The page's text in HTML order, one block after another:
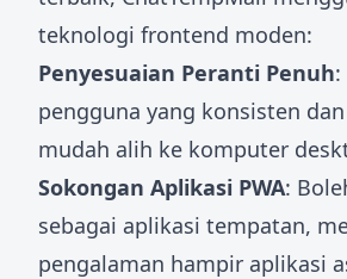
teknologi frontend moden:
Penyesuaian Peranti Penuh
pengguna yang konsisten
mudah alih ke komputer
Sokongan Aplikasi PWA:
sebagai aplikasi tempatan,
pengalaman hampir aplikasi